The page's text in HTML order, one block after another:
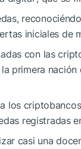
iniciales de
con las
primera
los
registradas
casi una